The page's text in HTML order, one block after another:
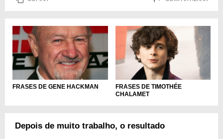
FRASES DE GENE HACKMAN
FRASES DE TIMOTHÉE
CHALAMET
Depois de muito trabalho, o resultado